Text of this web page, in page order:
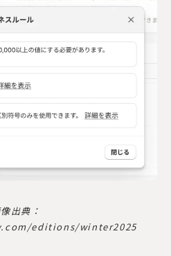
出典：
editions/winter2025